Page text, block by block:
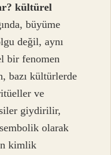
kültürel
büyüme
değil, aynı
bir fenomen
bazı kültürlerde
ve
giydirilir,
olarak
kimlik